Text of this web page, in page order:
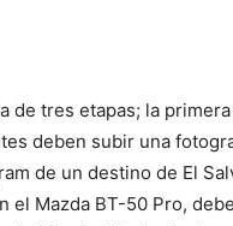
de tres etapas; la
deben subir una
de un destino de El
el Mazda BT-50 Pro,